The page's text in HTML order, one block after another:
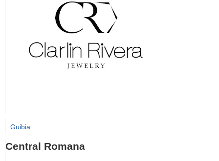
Guibia
Central Romana